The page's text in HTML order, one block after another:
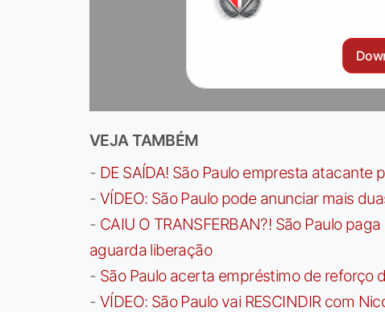
VEJA TAMBÉM
- DE SAÍDA! São Paulo empresta atacante
- VÍDEO: São Paulo pode anunciar mais
- CAIU O TRANSFERBAN?! São Paulo
aguarda liberação
- São Paulo acerta empréstimo de reforço
- VÍDEO: São Paulo vai RESCINDIR com